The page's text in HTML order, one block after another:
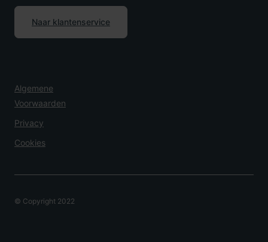
Naar klantenservice
Algemene
Voorwaarden
Privacy
Cookies
© Copyright 2022